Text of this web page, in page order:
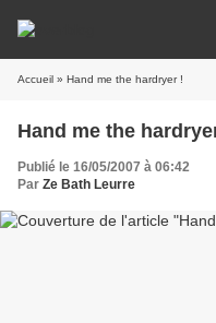
Accueil » Hand me the hardryer !
Hand me the
Publié le 16/05/2007 à 06:42
Par Ze Bath Leurre